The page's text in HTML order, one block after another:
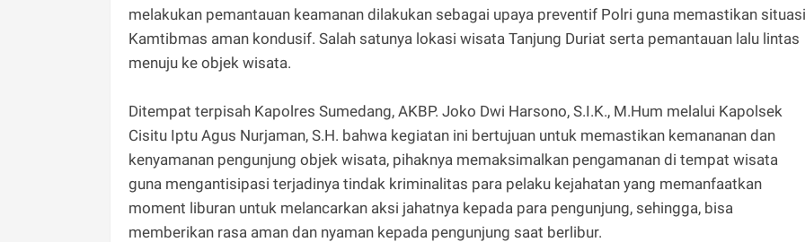
melakukan pemantauan keamanan dilakukan sebagai upaya preventif Polri guna memastikan situasi
Kamtibmas aman kondusif. Salah satunya lokasi wisata Tanjung Duriat serta pemantauan lalu lintas
menuju ke objek wisata.
Ditempat terpisah Kapolres Sumedang, AKBP. Joko Dwi Harsono, S.I.K., M.Hum melalui Kapolsek
Cisitu Iptu Agus Nurjaman, S.H. bahwa kegiatan ini bertujuan untuk memastikan kemananan dan
kenyamanan pengunjung objek wisata, pihaknya memaksimalkan pengamanan di tempat wisata
guna mengantisipasi terjadinya tindak kriminalitas para pelaku kejahatan yang memanfaatkan
moment liburan untuk melancarkan aksi jahatnya kepada para pengunjung, sehingga, bisa
memberikan rasa aman dan nyaman kepada pengunjung saat berlibur.